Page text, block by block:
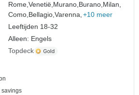
Rome,Venetië, Murano, Burano, Milan,
Como, Bellagio,Varenna, +10 meer
Leeftijden 18-32
Alleen: Engels
Topdeck
savings